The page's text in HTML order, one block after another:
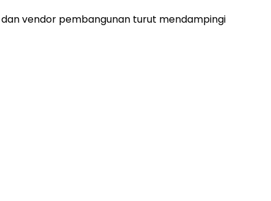
vendor pembangunan turut mendampingi